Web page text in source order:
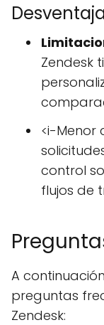
Zendesk
<i-Menor
control
flujos de
A
preguntas
Zendesk: